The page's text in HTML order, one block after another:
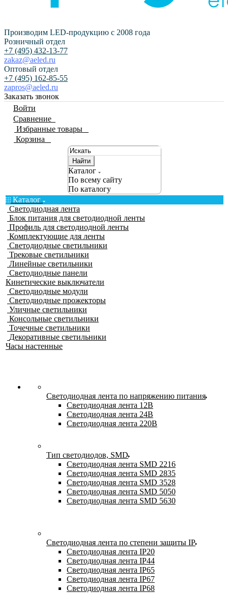
Производим LED-продукцию с 2008 года
Розничный отдел
+7 (495) 432-13-77
zakaz@aeled.ru
Оптовый отдел
+7 (495) 162-85-55
zapros@aeled.ru
Заказать звонок
Войти
Сравнение
Избранные товары
Корзина
Найти
Каталог
По всему сайту
По каталогу
Каталог
Светодиодная лента
Блок питания для светодиодной ленты
Профиль для светодиодной ленты
Комплектующие для ленты
Светодиодные светильники
Трековые светильники
Линейные светильники
Светодиодные панели
Кинетические выключатели
Светодиодные модули
Светодиодные прожекторы
Уличные светильники
Консольные светильники
Точечные светильники
Декоративные светильники
Часы настенные
Светодиодная лента по напряжению питания
Светодиодная лента 12В
Светодиодная лента 24В
Светодиодная лента 220В
Тип светодиодов, SMD
Cветодиодная лента SMD 2216
Светодиодная лента SMD 2835
Светодиодная лента SMD 3528
Светодиодная лента SMD 5050
Светодиодная лента SMD 5630
Светодиодная лента по степени защиты IP
Светодиодная лента IP20
Светодиодная лента IP44
Светодиодная лента IP65
Светодиодная лента IP67
Светодиодная лента IP68